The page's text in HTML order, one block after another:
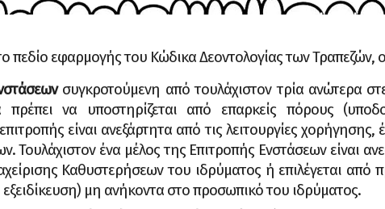
only live once,
πεδίο εφαρμογής του Kώδικα Δεοντολογίας των Τραπεζών,
συγκροτούμενη από τουλάχιστον τρία ανώτερα
πρέπει να υποστηρίζεται από επαρκείς πόρους
είναι ανεξάρτητα από τις λειτουργίες χορήγησης,
Τουλάχιστον ένα μέλος της Επιτροπής Ενστάσεων είναι
Καθυστερήσεων του ιδρύματος ή επιλέγεται από
εξειδίκευση) μη ανήκοντα στο προσωπικό του ιδρύματος.